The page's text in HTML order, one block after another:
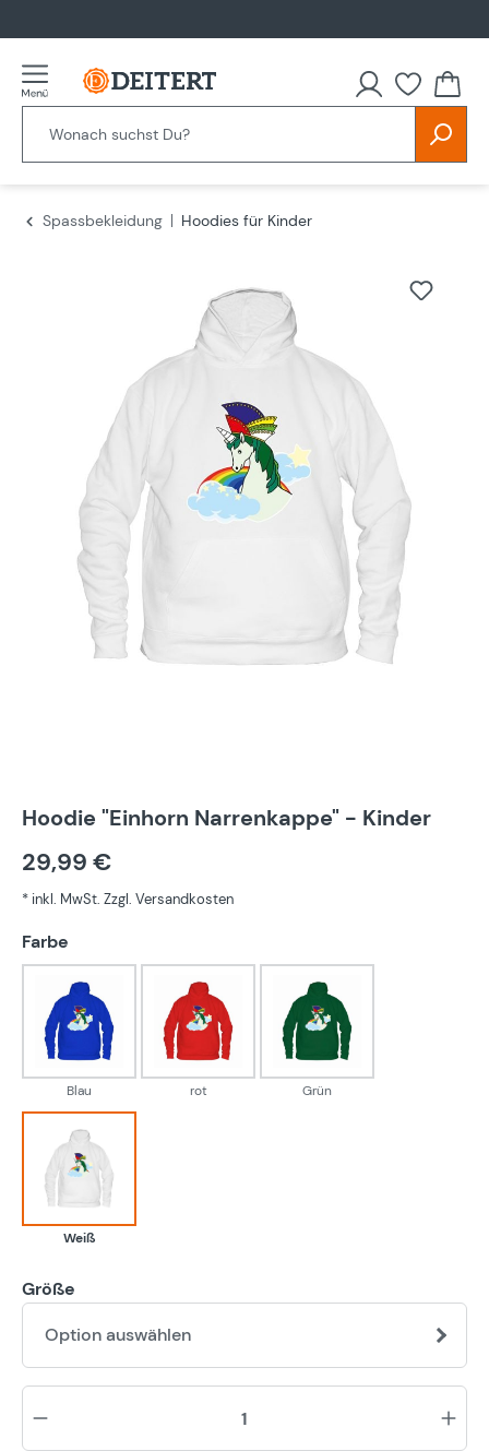
Spassbekleidung
Hoodies für Kinder
Hoodie "Einhorn Narrenkappe" - Kinder
29,99 €
* inkl. MwSt. Zzgl. Versandkosten
Farbe
Blau
Blau
rot
rot
Grün
Grün
Weiß
Weiß
Größe
Option auswählen